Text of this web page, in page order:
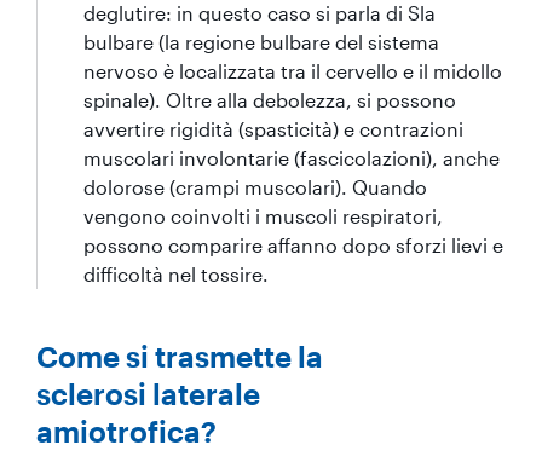
deglutire: in questo caso si parla di Sla
bulbare (la regione bulbare del sistema
nervoso è localizzata tra il cervello e il midollo
spinale). Oltre alla debolezza, si possono
avvertire rigidità (spasticità) e contrazioni
muscolari involontarie (fascicolazioni), anche
dolorose (crampi muscolari). Quando
vengono coinvolti i muscoli respiratori,
possono comparire affanno dopo sforzi lievi e
difficoltà nel tossire.
Come si trasmette la
sclerosi laterale
amiotrofica?